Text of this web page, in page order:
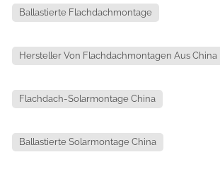
Ballastierte Flachdachmontage
Hersteller Von Flachdachmontagen Aus China
Flachdach-Solarmontage China
Ballastierte Solarmontage China